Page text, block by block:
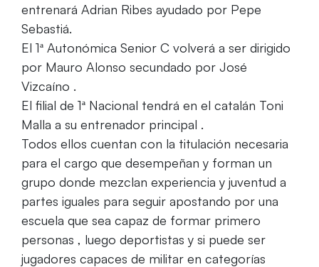
entrenará Adrian Ribes ayudado por Pepe
Sebastiá.
El 1ª Autonómica Senior C volverá a ser dirigido
por Mauro Alonso secundado por José
Vizcaíno .
El filial de 1ª Nacional tendrá en el catalán Toni
Malla a su entrenador principal .
Todos ellos cuentan con la titulación necesaria
para el cargo que desempeñan y forman un
grupo donde mezclan experiencia y juventud a
partes iguales para seguir apostando por una
escuela que sea capaz de formar primero
personas , luego deportistas y si puede ser
jugadores capaces de militar en categorías